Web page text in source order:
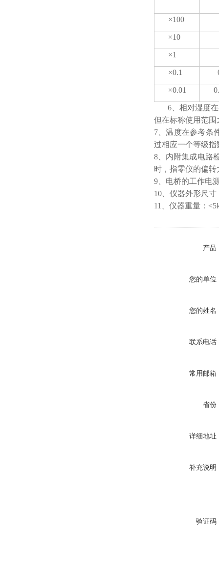
×100
×10
×1
×0.1
×0.01
6、相对湿度
但在标称使用范
7、温度在参考条
过相应一个等级
8、内附集成电路
时，指零仪的偏
9、电桥的工作电
10、仪器外形尺寸
11、仪器重量：
产品
您的单位
您的姓名
联系电话
常用邮箱
省份
详细地址
补充说明
验证码